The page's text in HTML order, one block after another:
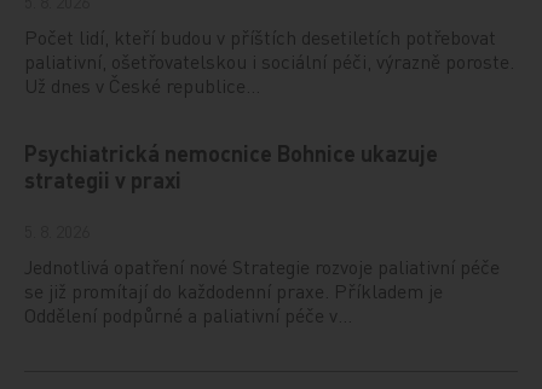
Počet lidí, kteří budou v příštích desetiletích potřebovat
paliativní, ošetřovatelskou i sociální péči, výrazně poroste.
Už dnes v České republice…
Psychiatrická nemocnice Bohnice ukazuje
strategii v praxi
Jednotlivá opatření nové Strategie rozvoje paliativní péče
se již promítají do každodenní praxe. Příkladem je
Oddělení podpůrné a paliativní péče v…